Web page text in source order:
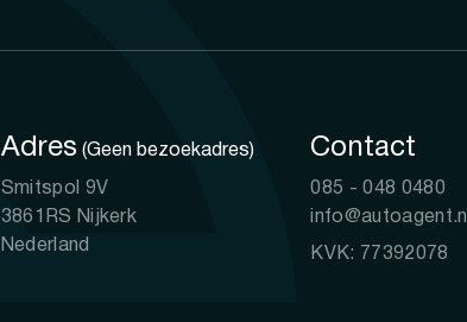
Adres (Geen bezoekadres)
Smitspol 9V
3861RS Nijkerk
Nederland
Contact
085 - 048 0480
info@autoagent.nl
KVK: 77392078